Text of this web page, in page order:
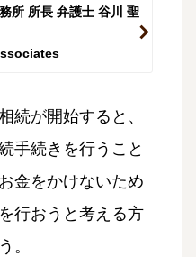
所 所長 弁護士 谷川 聖
続が開始すると、
手続きを行うこと
金をかけないため
行おうと考える方
。